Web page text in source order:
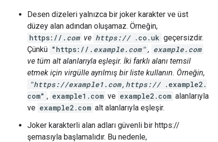
Desen dizeleri yalnızca bir joker karakter ve üst
düzey alan adından oluşamaz. Örneğin,
https:// .com ve https:// .co.uk geçersizdir.
Çünkü "https:// .example.com" , example.com
ve tüm alt alanlarıyla eşleşir. İki farklı alanı temsil
etmek için virgülle ayrılmış bir liste kullanın. Örneğin,
"https://example1.com,https:// .example2.
com" , example1.com ve example2.com alanlarıyla
ve example2.com alt alanlarıyla eşleşir.
Joker karakterli alan adları güvenli bir https://
şemasıyla başlamalıdır. Bu nedenle,